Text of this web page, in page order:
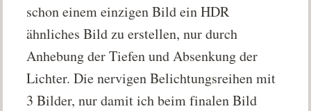
schon einem einzigen Bild ein HDR
ähnliches Bild zu erstellen, nur durch
Anhebung der Tiefen und Absenkung der
Lichter. Die nervigen Belichtungsreihen mit
3 Bilder, nur damit ich beim finalen Bild